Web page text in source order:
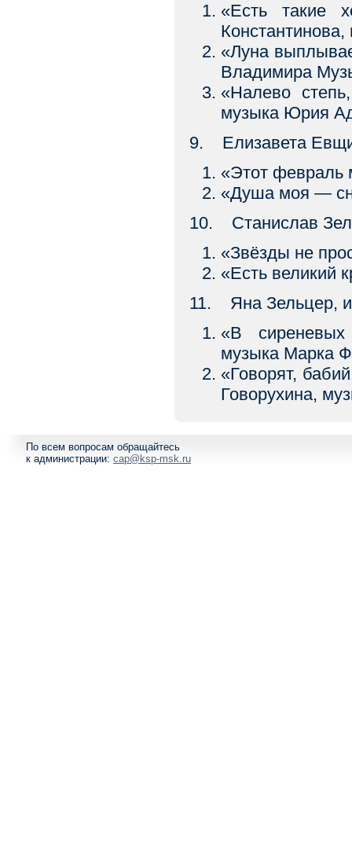
«Есть такие
«Луна
Владимира
«Налево
музыка Юрия
9. Елизавета
«Этот
«Душа моя —
10. Станислав
«Звёзды не
«Есть
11. Яна Зельцер,
«В сиреневых
музыка Марка
«Говорят,
Говорухина,
По всем вопросам обращайтесь
к администрации: cap@ksp-msk.ru